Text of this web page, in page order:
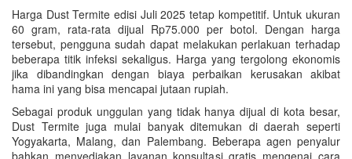
Harga Dust Termite edisi Juli 2025 tetap kompetitif. Untuk ukuran
60 gram, rata-rata dijual Rp75.000 per botol. Dengan harga
tersebut, pengguna sudah dapat melakukan perlakuan terhadap
beberapa titik infeksi sekaligus. Harga yang tergolong ekonomis
jika dibandingkan dengan biaya perbaikan kerusakan akibat
hama ini yang bisa mencapai jutaan rupiah.
Sebagai produk unggulan yang tidak hanya dijual di kota besar,
Dust Termite juga mulai banyak ditemukan di daerah seperti
Yogyakarta, Malang, dan Palembang. Beberapa agen penyalur
bahkan menyediakan layanan konsultasi gratis mengenai cara